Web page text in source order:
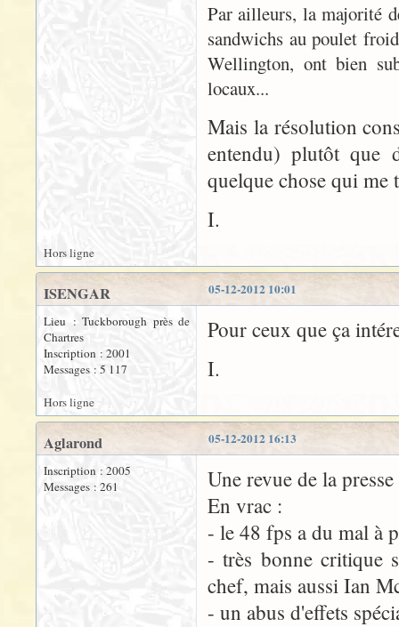
Par ailleurs, la majorité
sandwichs au poulet
Wellington, ont bien
locaux...
Mais la résolution
entendu) plutôt que
quelque chose qui me
I.
Hors ligne
05-12-2012 10:01
ISENGAR
Lieu : Tuckborough près de
Chartres
Inscription : 2001
Messages : 5 117
Pour ceux que ça
I.
Hors ligne
05-12-2012 16:13
Aglarond
Inscription : 2005
Messages : 261
Une revue de la
En vrac :
- le 48 fps a du mal à
- très bonne critique
chef, mais aussi Ian
- un abus d'effets